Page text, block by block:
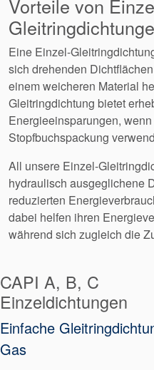
Vorteile von
Eine Einzel-
sich drehenden
einem weicheren Material
Gleitringdichtung bietet
Energieeinsparungen,
Stopfbuchspackung
All unsere Einzel-
hydraulisch ausgeglichene
reduzierten
dabei helfen ihren
während sich zugleich die
CAPI A, B, C
Einzeldichtungen
Einfache
Gas